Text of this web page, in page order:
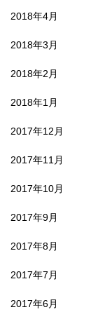
2018年4月
2018年3月
2018年2月
2018年1月
2017年12月
2017年11月
2017年10月
2017年9月
2017年8月
2017年7月
2017年6月